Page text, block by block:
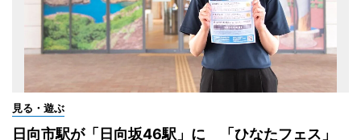
見る・遊ぶ
日向市駅が「日向坂46駅」に 「ひなたフェス」